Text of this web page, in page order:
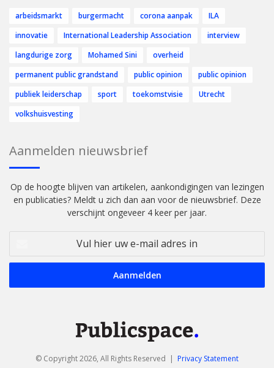
arbeidsmarkt burgermacht corona aanpak
ILA
innovatie
International Leadership Association
interview
langdurige zorg
Mohamed Sini
overheid
permanent public grandstand
public opinion
public opinion
publiek leiderschap
sport toekomstvisie
Utrecht
volkshuisvesting
Aanmelden nieuwsbrief
Op de hoogte blijven van artikelen, aankondigingen van lezingen
en publicaties? Meldt u zich dan aan voor de nieuwsbrief. Deze
verschijnt ongeveer 4 keer per jaar.
uw
mail
© Copyright 2026, All Rights Reserved | Privacy Statement